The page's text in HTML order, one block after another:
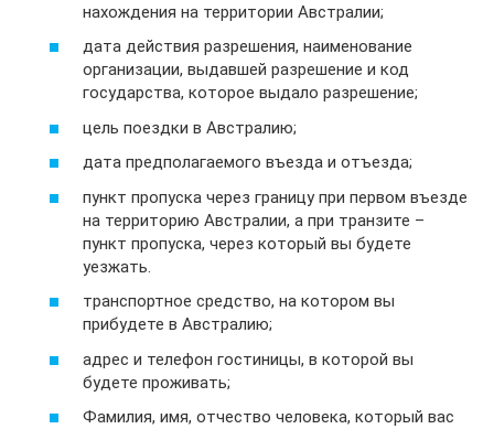
нахождения на территории Австралии;
дата действия разрешения, наименование
организации, выдавшей разрешение и код
государства, которое выдало разрешение;
цель поездки в Австралию;
дата предполагаемого въезда и отъезда;
пункт пропуска через границу при первом въезде
на территорию Австралии, а при транзите –
пункт пропуска, через который вы будете
уезжать.
транспортное средство, на котором вы
прибудете в Австралию;
адрес и телефон гостиницы, в которой вы
будете проживать;
Фамилия, имя, отчество человека, который вас